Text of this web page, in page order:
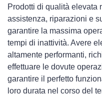
Prodotti di qualità elevata
assistenza, riparazioni e
garantire la massima
tempi di inattività. Avere
altamente performanti,
effettuare le dovute
garantire il perfetto
loro durata nel corso del